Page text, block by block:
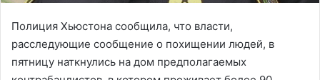
Полиция Хьюстона сообщила, что власти,
расследующие сообщение о похищении людей, в
пятницу наткнулись на дом предполагаемых